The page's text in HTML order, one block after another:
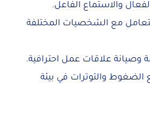
والاستماع الفاعل.
مع الشخصيات المختلفة
وصيانة علاقات عمل احترافية.
الضغوط والتوترات في بيئة